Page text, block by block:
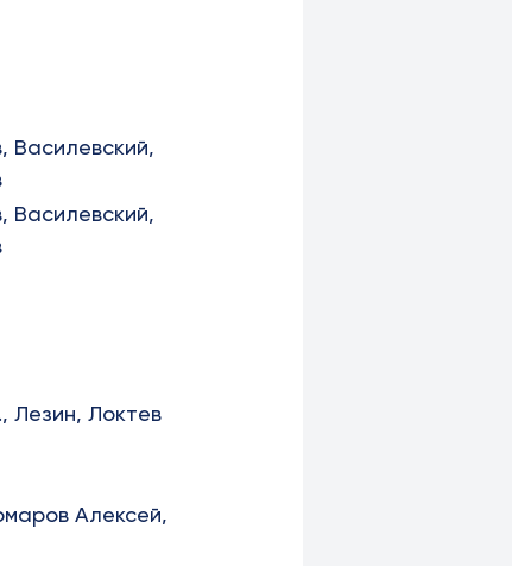
Василевский,
Василевский,
Лезин, Локтев
Алексей,